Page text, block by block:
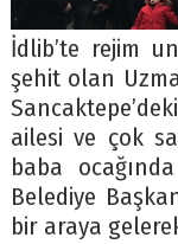
İdlib’te rejim
şehit olan
ailesi ve çok
baba
Belediye
bir araya